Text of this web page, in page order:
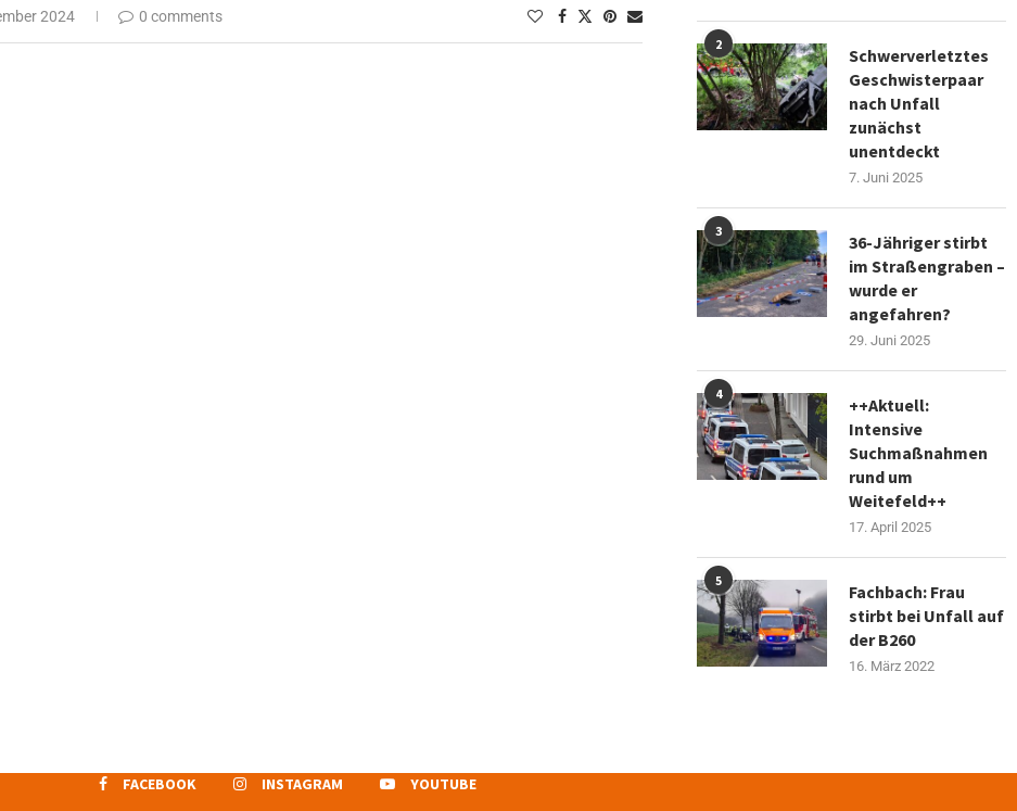
2024 0 comments
2
Schwerverletztes
Geschwisterpaar
nach Unfall
zunächst
unentdeckt
7. Juni 2025
3
36-Jähriger stirbt
im Straßengraben –
wurde er
angefahren?
29. Juni 2025
4
++Aktuell:
Intensive
Suchmaßnahmen
rund um
Weitefeld++
17. April 2025
5
Fachbach: Frau
stirbt bei Unfall auf
der B260
16. März 2022
FACEBOOK INSTAGRAM
YOUTUBE